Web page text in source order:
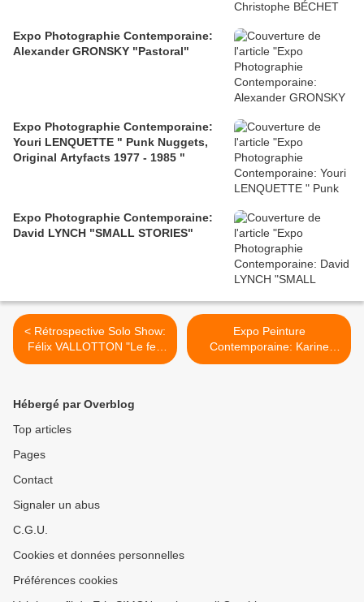
Expo Photographie Contemporaine:
Alexander GRONSKY "Pastoral"
Expo Photographie Contemporaine:
Youri LENQUETTE " Punk Nuggets,
Original Artyfacts 1977 - 1985 "
Expo Photographie Contemporaine:
David LYNCH "SMALL STORIES"
< Rétrospective Solo Show:
Félix VALLOTTON "Le feu
sous la glace"
Expo Peinture
Contemporaine: Karine
Rougier "La Rythmique des
Hébergé par Overblog
Top articles
Pages
Contact
Signaler un abus
C.G.U.
Cookies et données personnelles
Préférences cookies